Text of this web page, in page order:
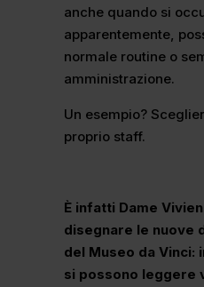
anche quando si
apparentemente,
normale routine o
amministrazione.
Un esempio?
proprio staff.
È infatti Dame
disegnare le nuove
del Museo da Vinci:
si possono leggere